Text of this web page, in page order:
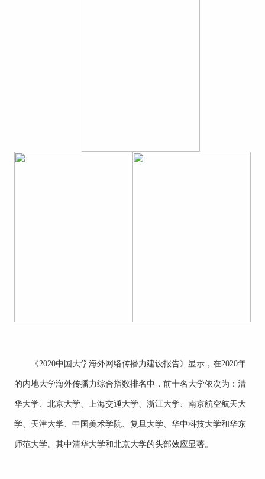
《2020中国大学海外网络传播力建设报告》显示，在2020年
的内地大学海外传播力综合指数排名中，前十名大学依次为：清
华大学、北京大学、上海交通大学、浙江大学、南京航空航天大
学、天津大学、中国美术学院、复旦大学、华中科技大学和华东
师范大学。其中清华大学和北京大学的头部效应显著。